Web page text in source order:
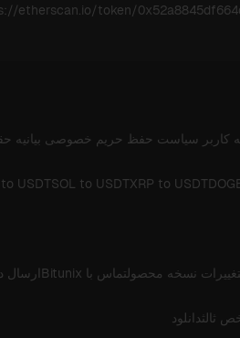
etherscan.io/token/
کاربر سیاست حفظ حریم خصوصی بیانیه
USDTSOL to USDTXRP to USDT
تغییرات نسخه محصولتماس با Bitunix ارسال
ثالثدانلود